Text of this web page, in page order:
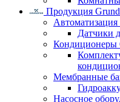
Продукция
Датчики
Кондиционеры
Мембранные
Насосное